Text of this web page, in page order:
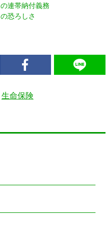
の連帯納付義務
の恐ろしさ
生命保険